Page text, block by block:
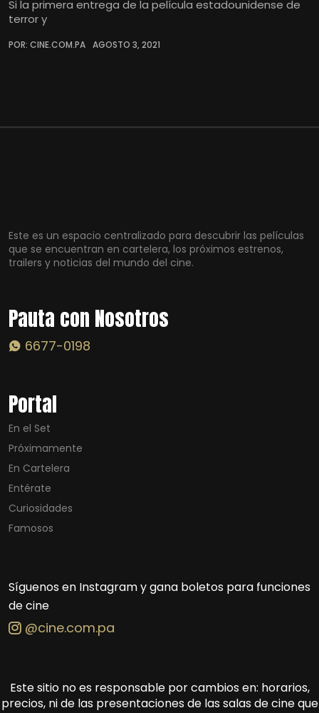
Si la primera entrega de la película estadounidense de
terror y
POR: CINE.COM.PA AGOSTO 3, 2021
Este es un espacio centralizado para descubrir las películas
que se encuentran en cartelera, los próximos estrenos,
trailers y noticias del mundo del cine.
Pauta con Nosotros
6677-0198
Portal
En el Set
Próximamente
En Cartelera
Entérate
Curiosidades
Famosos
Síguenos en Instagram y gana boletos para funciones
de cine
@cine.com.pa
Este sitio no es responsable por cambios en: horarios,
precios, ni de las presentaciones de las salas de cine que